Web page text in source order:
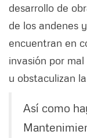
desarrollo de
de los andenes
encuentran en
invasión por
u obstaculizan
Así como